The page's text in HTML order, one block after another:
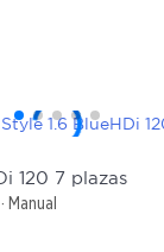
120 7 plazas
Manual